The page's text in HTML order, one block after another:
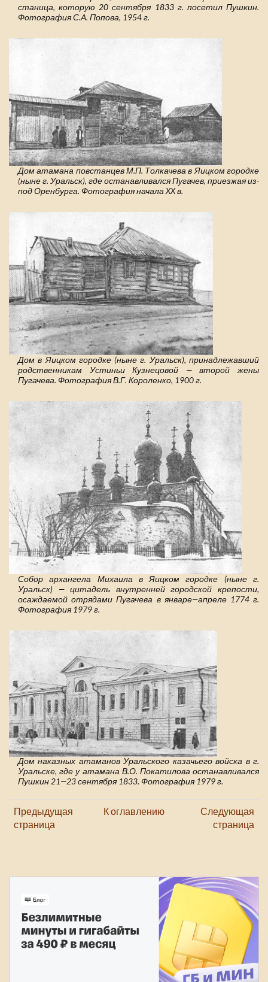
станица, которую 20 сентября 1833 г. посетил Пушкин.
Фотография С.А. Попова, 1954 г.
Дом атамана повстанцев М.П. Толкачева в Яицком городке
(ныне г. Уральск), где останавливался Пугачев, приезжая из-
под Оренбурга. Фотография начала XX в.
Дом в Яицком городке (ныне г. Уральск), принадлежавший
родственникам Устиньи Кузнецовой — второй жены
Пугачева. Фотография В.Г. Короленко, 1900 г.
Собор архангела Михаила в Яицком городке (ныне г.
Уральск) — цитадель внутренней городской крепости,
осаждаемой отрядами Пугачева в январе—апреле 1774 г.
Фотография 1979 г.
Дом наказных атаманов Уральского казачьего войска в г.
Уральске, где у атамана В.О. Покатилова останавливался
Пушкин 21—23 сентября 1833. Фотография 1979 г.
Предыдущая
страница
К оглавлению
Следующая
страница